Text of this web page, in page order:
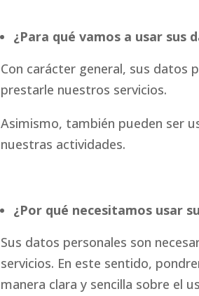
¿Para qué vamos a usar sus
Con carácter general, sus datos
prestarle nuestros servicios.
Asimismo, también pueden ser
nuestras actividades.
¿Por qué necesitamos usar
Sus datos personales son
servicios. En este sentido,
manera clara y sencilla sobre el